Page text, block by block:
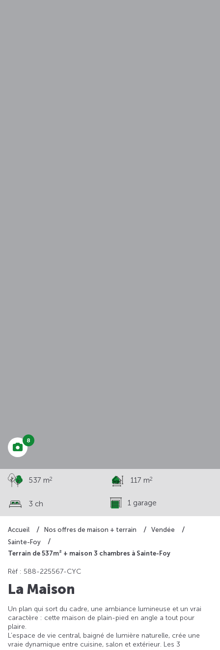
Accueil Nos offres de maison + terrain
Vendée
Sainte-Foy
Terrain de 537m² + maison 3 chambres à Sainte-Foy
8
537 m2 117 m2
3 ch 1 garage
Rèf : 588-225567-CYC
La Maison
Un plan qui sort du cadre, une ambiance lumineuse et un vrai
caractère : cette maison de plain-pied en angle a tout pour
plaire.
L’espace de vie central, baigné de lumière naturelle, crée une
vraie dynamique entre cuisine, salon et extérieur. Les 3